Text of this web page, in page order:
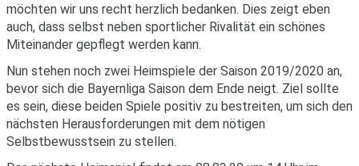
möchten wir uns recht herzlich bedanken. Dies zeigt eben
auch, dass selbst neben sportlicher Rivalität ein schönes
Miteinander gepflegt werden kann.
Nun stehen noch zwei Heimspiele der Saison 2019/2020 an,
bevor sich die Bayernliga Saison dem Ende neigt. Ziel sollte
es sein, diese beiden Spiele positiv zu bestreiten, um sich den
nächsten Herausforderungen mit dem nötigen
Selbstbewusstsein zu stellen.